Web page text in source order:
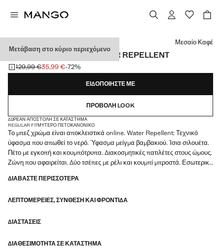
Μετάβαση στο κύριο περιεχόμενο
ΚΑΜΠΑΡΝΤΊΝΑ ΖΏΝΗ WATER REPELLENT
Αρχική τιμή με διαγραφή [129,99 € ]
129,99 €
Ισχύουσα τιμή [35,99 € ]
35,99 €-72%
Διάλεξε χρώμα
Μεσαίο Καφέ
ΕΙΔΟΠΟΙΉΣΤΕ ΜΕ
ΠΡΟΒΟΛΉ LOOK
ΔΩΡΕΆΝ ΑΠΟΣΤΟΛΉ ΣΕ ΚΑΤΆΣΤΗΜΑ
REGULAR FITΜΥΤΕΡΌ ΠΈΤΟΚΑΝΟΝΙΚΌ
Το μπεζ χρώμα είναι αποκλειστικά online. Water Repellent: Τεχνικό
ύφασμα που απωθεί το νερό. Ύφασμα μείγμα βαμβακιού. Ίσια σιλουέτα.
Πέτο με εγκοπή και κουμπότρυπα. Διακοσμητικές πατιλέτες στους ώμους.
Ζώνη που αφαιρείται. Δύο τσέπες με ρέλι και κουμπί μπροστά. Εσωτερική
διπλής κουμπότρυπας. Πίσω άνοιγμα στο κάτω μέρος. Προϊόν σε
ΔΙΑΒΆΣΤΕ ΠΕΡΙΣΣΌΤΕΡΑ
ΛΕΠΤΟΜΈΡΕΙΕΣ, ΣΎΝΘΕΣΗ ΚΑΙ ΦΡΟΝΤΊΔΑ
ΔΙΑΣΤΆΣΕΙΣ
ΔΙΑΘΕΣΙΜΌΤΗΤΑ ΣΕ ΚΑΤΆΣΤΗΜΑ